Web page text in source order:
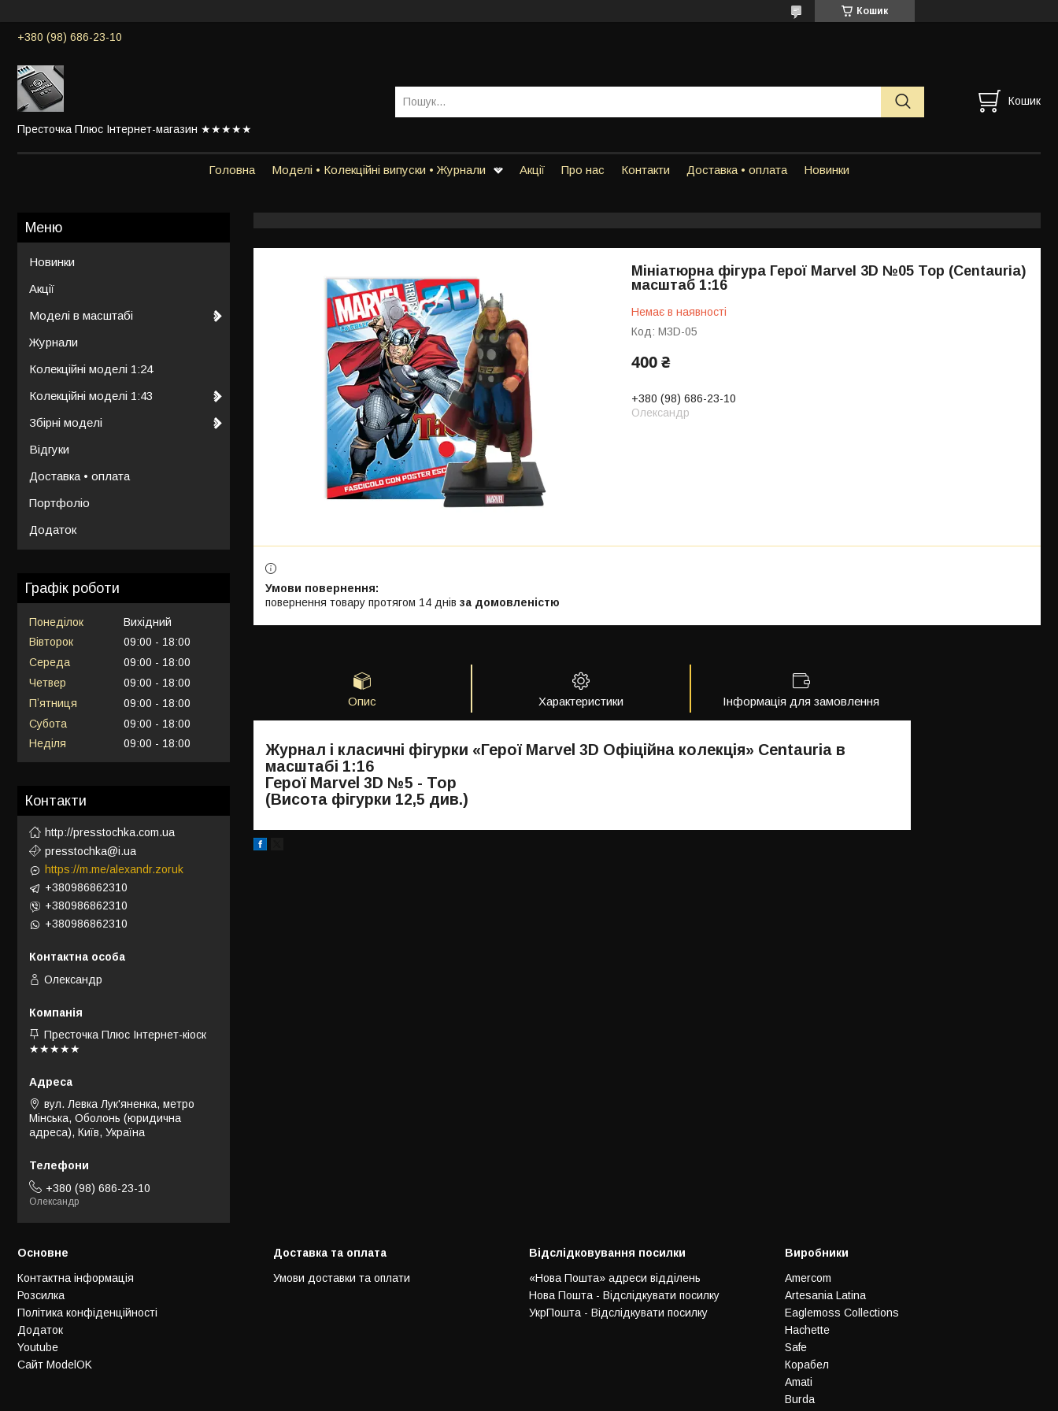
Кошик
+380 (98) 686-23-10
Престочка Плюс Інтернет-магазин ★★★★★
Кошик
Головна Моделі • Колекційні випуски • Журнали Акції Про нас Контакти Доставка • оплата Новинки
Мініатюрна фігура Герої Marvel 3D №05 Тор (Centauria)
масштаб 1:16
Немає в наявності
Код: M3D-05
400 ₴
+380 (98) 686-23-10
Олександр
повернення товару протягом 14 днів за домовленістю
Опис Характеристики Інформація для замовлення
Журнал і класичні фігурки «Герої Marvel 3D Офіційна колекція» Сentauria в
масштабі 1:16
Герої Marvel 3D №5 - Тор
(Висота фігурки 12,5 див.)
Новинки
Акції
Моделі в масштабі
Журнали
Колекційні моделі 1:24
Колекційні моделі 1:43
Збірні моделі
Відгуки
Доставка • оплата
Портфоліо
Додаток
Графік роботи
Понеділок
Вихідний
Вівторок
09:00
18:00
Середа
09:00
18:00
Четвер
09:00
18:00
Пʼятниця
09:00
18:00
Субота
09:00
18:00
Неділя
09:00 18:00
Контакти
http://presstochka.com.ua
presstochka@i.ua
https://m.me/alexandr.zoruk
+380986862310
+380986862310
+380986862310
Олександр
Престочка Плюс Інтернет-кіоск
★★★★★
вул. Левка Лук'яненка, метро
Мінська, Оболонь (юридична
адреса), Київ, Україна
+380 (98) 686-23-10
Олександр
Основне
Контактна інформація
Розсилка
Політика конфіденційності
Додаток
Youtube
Сайт ModelOK
Доставка та оплата
Умови доставки та оплати
Відслідковування посилки
«Нова Пошта» адреси відділень
Нова Пошта - Відслідкувати посилку
УкрПошта - Відслідкувати посилку
Виробники
Amercom
Artesania Latina
Eaglemoss Collections
Hachette
Safe
Корабел
Amati
Burda